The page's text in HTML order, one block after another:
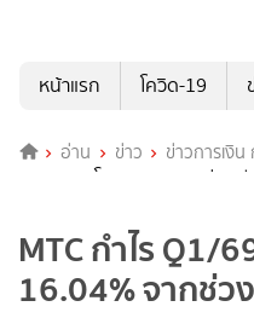
หน้าแรก
โควิด-19
อ่าน ข่าว ข่าวการเงิ
1,823 ลบ. โต 16.04% จากช่วงเ
MTC กำไร Q1/
16.04% จากช่